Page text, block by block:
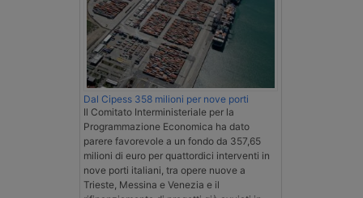
Dal Cipess 358 milioni per nove porti
Il Comitato Interministeriale per la
Programmazione Economica ha dato
parere favorevole a un fondo da 357,65
milioni di euro per quattordici interventi in
nove porti italiani, tra opere nuove a
Trieste, Messina e Venezia e il